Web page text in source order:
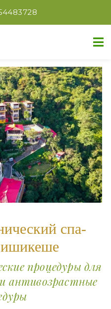
спа-
процедуры для
антивозрастные